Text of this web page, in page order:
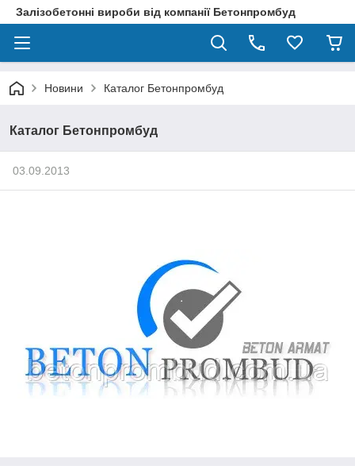
Залізобетонні вироби від компанії Бетонпромбуд
Новини Каталог Бетонпромбуд
Каталог Бетонпромбуд
03.09.2013